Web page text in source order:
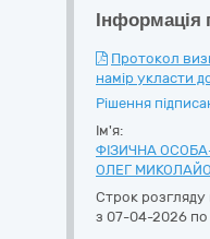
Інформація
Протокол
намір укласти
Рішення
Ім'я:
ФІЗИЧНА
ОЛЕГ
Строк розгляду
з 07-04-2026